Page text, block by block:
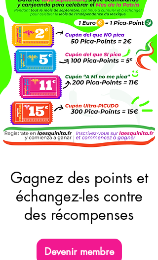
Gagnez des points et
échangez-les contre
des récompenses
Devenir membre